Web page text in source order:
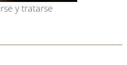
y tratarse